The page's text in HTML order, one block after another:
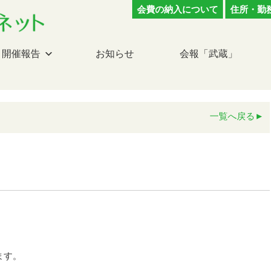
会費の納入について 住所・勤
開催報告 お知らせ 会報「武蔵」
一覧へ戻る
。